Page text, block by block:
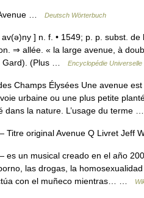
… Deutsch Wörterbuch
] n. f. • 1549; p. p. subst. de
⇒ allée. « la large avenue, à
Gard). (Plus …
Encyclopédie Universelle
Champs Élysées Une avenue
urbaine ou une plus petite
dans la nature. L’usage du terme
Titre original Avenue Q Livret Jeff
es un musical creado en el año
las drogas, la
con el muñeco mientras… …